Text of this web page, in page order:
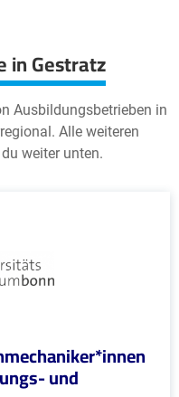
in Gestratz
Ausbildungsbetrieben in
Alle weiteren
weiter unten.
und